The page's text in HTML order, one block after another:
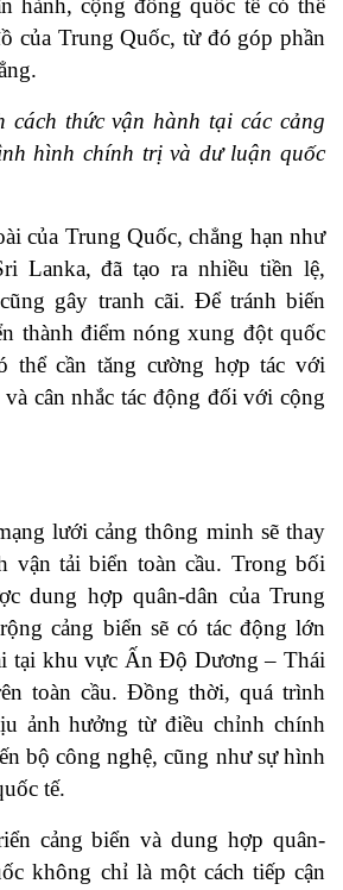
hành, cộng đồng quốc tế có thể
của Trung Quốc, từ đó góp phần
cách thức vận hành tại các cảng
hình chính trị và dư luận quốc
của Trung Quốc, chẳng hạn như
Lanka, đã tạo ra nhiều tiền lệ,
gây tranh cãi. Để tránh biến
thành điểm nóng xung đột quốc
thể cần tăng cường hợp tác với
cân nhắc tác động đối với cộng
lưới cảng thông minh sẽ thay
vận tải biển toàn cầu. Trong bối
dung hợp quân-dân của Trung
cảng biển sẽ có tác động lớn
tại khu vực Ấn Độ Dương – Thái
toàn cầu. Đồng thời, quá trình
ảnh hưởng từ điều chỉnh chính
bộ công nghệ, cũng như sự hình
tế.
cảng biển và dung hợp quân-
không chỉ là một cách tiếp cận